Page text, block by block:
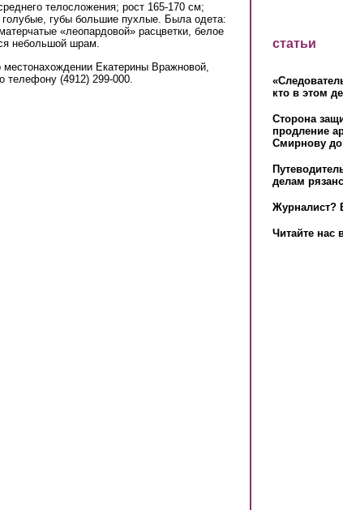
телосложения; рост 165-170 см;
губы большие пухлые. Была одета:
«леопардовой» расцветки, белое
небольшой шрам.
Екатерины Вражновой,
телефону (4912) 299-000.
статьи
кто в этом
Сторона
продление
Смирнову до
делам
Журналист?
Читайте нас